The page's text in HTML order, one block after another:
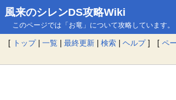
風来のシレンDS攻略Wiki
このページでは「お竜」について攻略しています。
[ トップ| 一覧 | 最終更新 | 検索 | ヘルプ] [ ペ